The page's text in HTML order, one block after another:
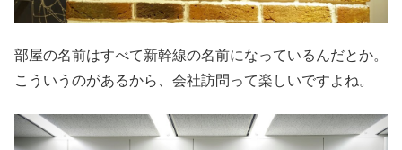
部屋の名前はすべて新幹線の名前になっているんだとか。
こういうのがあるから、会社訪問って楽しいですよね。